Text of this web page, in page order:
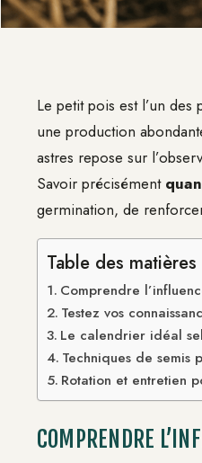
Le petit pois est l’un
une production
astres repose sur
Savoir précisément
germination, de
Table des matières
Comprendre
Testez vos
Le calendrier idéal
Techniques de semis
Rotation et entretien
COMPRENDRE